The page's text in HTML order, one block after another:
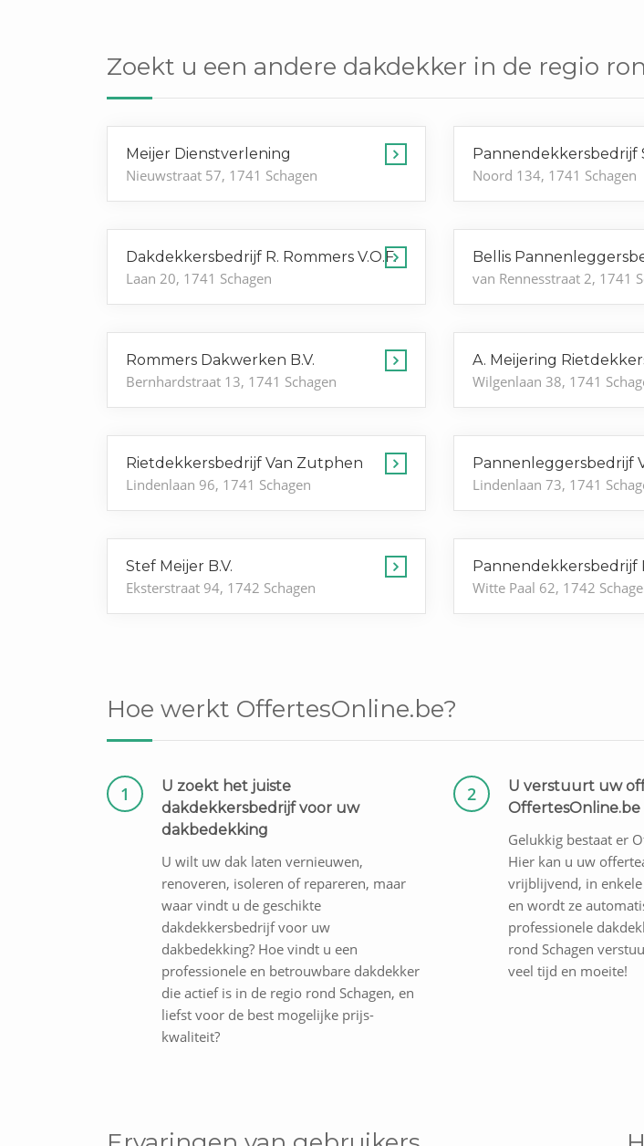
Zoekt u een andere dakdekker in de regio
Meijer Dienstverlening
Nieuwstraat 57, 1741 Schagen
Pannendekkersbedrijf
Noord 134, 1741 Schagen
Dakdekkersbedrijf R. Rommers V.O.F.
Laan 20, 1741 Schagen
Bellis
van Rennesstraat 2, 1741
Rommers Dakwerken B.V.
Bernhardstraat 13, 1741 Schagen
A. Meijering
Wilgenlaan 38, 1741
Rietdekkersbedrijf Van Zutphen
Lindenlaan 96, 1741 Schagen
Pannenleggersbedrijf
Lindenlaan 73, 1741
Stef Meijer B.V.
Eksterstraat 94, 1742 Schagen
Pannendekkersbedrijf
Witte Paal 62, 1742
Hoe werkt OffertesOnline.be?
1
U zoekt het juiste
dakdekkersbedrijf voor uw
dakbedekking
U wilt uw dak laten vernieuwen,
renoveren, isoleren of repareren, maar
waar vindt u de geschikte
dakdekkersbedrijf voor uw
dakbedekking? Hoe vindt u een
professionele en betrouwbare dakdekker
die actief is in de regio rond Schagen, en
liefst voor de best mogelijke prijs-
kwaliteit?
2
U verstuurt uw
OffertesOnline.be
Gelukkig bestaat er
Hier kan u uw
vrijblijvend, in
en wordt ze
professionele
rond Schagen
veel tijd en moeite!